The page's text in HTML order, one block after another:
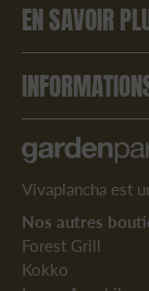
EN SAVOIR
Vivaplancha est
Nos autres
Forest Grill
Kokko